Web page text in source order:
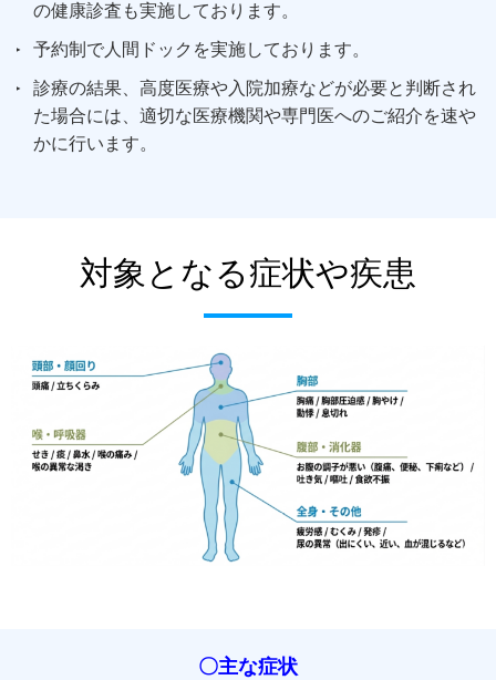
の健康診査も実施しております。
予約制で人間ドックを実施しております。
診療の結果、高度医療や入院加療などが必要と判断され
た場合には、適切な医療機関や専門医へのご紹介を速や
かに行います。
対象となる症状や疾患
〇主な症状